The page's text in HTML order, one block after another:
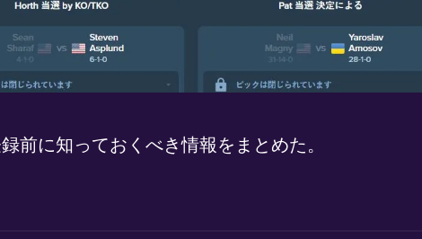
前に知っておくべき情報をまとめた。